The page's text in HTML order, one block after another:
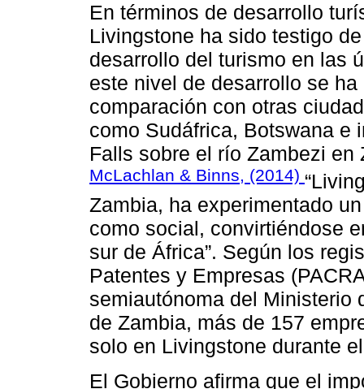
En términos de desarrollo
Livingstone ha sido testigo
desarrollo del turismo en las
este nivel de desarrollo se
comparación con otras
como Sudáfrica, Botswana e
Falls sobre el río Zambezi
McLachlan & Binns, (2014)
Zambia, ha experimentado
como social, convirtiéndose
sur de África”. Según los
Patentes y Empresas
semiautónoma del Ministerio
de Zambia, más de 157
solo en Livingstone durante
El Gobierno afirma que el